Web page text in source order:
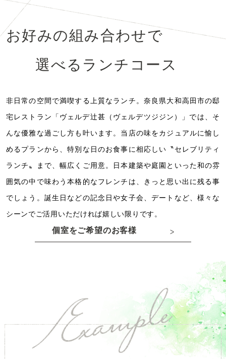
お好みの組み合わせで
選べるランチコース
非日常の空間で満喫する上質なランチ。 奈良県大和高田市の邸
宅レストラン「ヴェルデ辻󠄀甚（ヴェルデツジジン）」では、 そ
んな優雅な過ごし方も叶います。 当店の味をカジュアルに愉し
めるプランから、特別な日のお食事に相応しい〝セレブリティ
ランチ〟まで、幅広くご用意。 日本建築や庭園といった和の雰
囲気の中で味わう本格的なフレンチは、きっと思い出に残る事
でしょう。 誕生日などの記念日や女子会、デートなど、様々な
シーンでご活用いただければ嬉しい限りです。
個室をご希望のお客様